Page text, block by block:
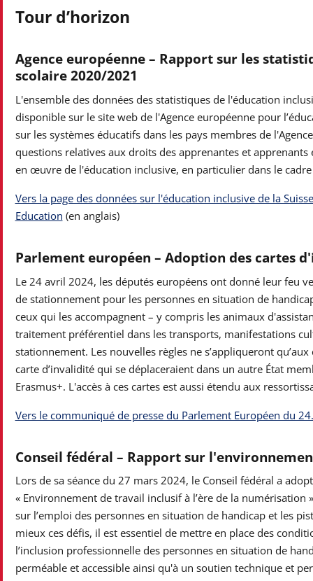
Tour d’horizon
Agence européenne– Rapport sur les
scolaire 2020/2021
L'ensemble des données des statistiques de l'éducation
disponible sur le site web de l'Agence européenne pour
sur les systèmes éducatifs dans les pays membres de
questions relatives aux droits des apprenantes et
en œuvre de l'éducation inclusive, en particulier dans le
Vers la page des données sur l'éducation inclusive de la
Education (en anglais)
Parlement européen – Adoption des cartes
Le 24 avril 2024, les députés européens ont donné leur feu
de stationnement pour les personnes en situation de
ceux qui les accompagnent – y compris les animaux
traitement préférentiel dans les transports, manifestations
stationnement. Les nouvelles règles ne s’appliqueront
carte d’invalidité qui se déplaceraient dans un autre État
Erasmus+. L'accès à ces cartes est aussi étendu aux
Vers le communiqué de presse du Parlement Européen du
Conseil fédéral – Rapport sur
Lors de sa séance du 27 mars 2024, le Conseil fédéral a
« Environnement de travail inclusif à l’ère de la
sur l’emploi des personnes en situation de handicap et les
mieux ces défis, il est essentiel de mettre en place des
l’inclusion professionnelle des personnes en situation de
perméable et accessible ainsi qu'à un soutien technique et